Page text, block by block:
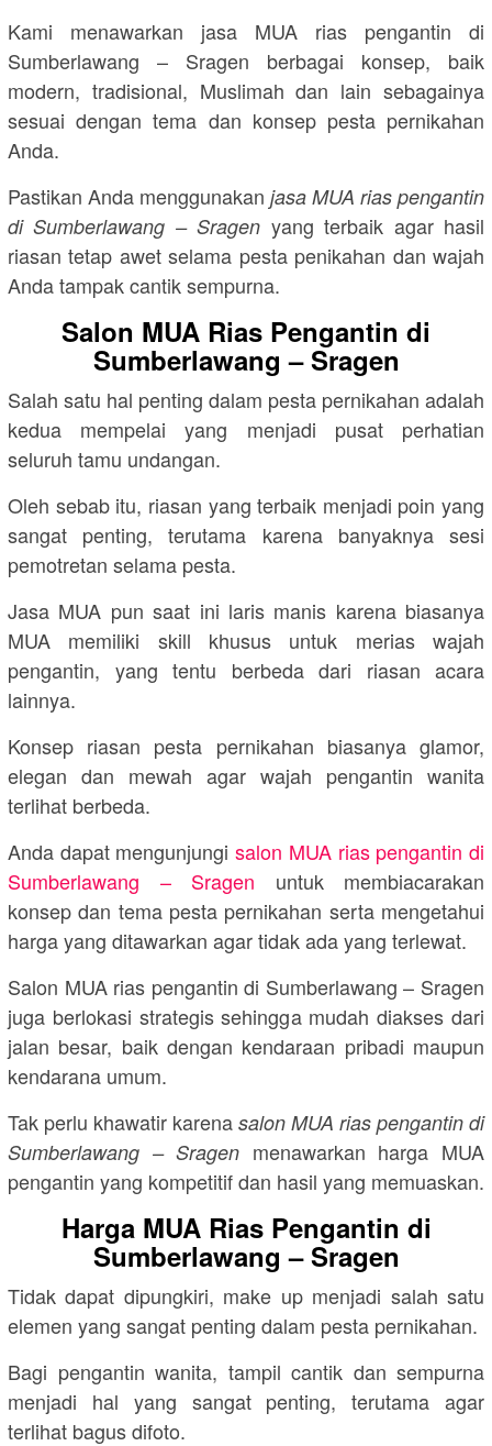
Kami menawarkan jasa MUA rias pengantin di
Sumberlawang – Sragen berbagai konsep, baik
modern, tradisional, Muslimah dan lain sebagainya
sesuai dengan tema dan konsep pesta pernikahan
Anda.
Pastikan Anda menggunakan jasa MUA rias pengantin
di Sumberlawang – Sragen yang terbaik agar hasil
riasan tetap awet selama pesta penikahan dan wajah
Anda tampak cantik sempurna.
Salon MUA Rias Pengantin di
Sumberlawang – Sragen
Salah satu hal penting dalam pesta pernikahan adalah
kedua mempelai yang menjadi pusat perhatian
seluruh tamu undangan.
Oleh sebab itu, riasan yang terbaik menjadi poin yang
sangat penting, terutama karena banyaknya sesi
pemotretan selama pesta.
Jasa MUA pun saat ini laris manis karena biasanya
MUA memiliki skill khusus untuk merias wajah
pengantin, yang tentu berbeda dari riasan acara
lainnya.
Konsep riasan pesta pernikahan biasanya glamor,
elegan dan mewah agar wajah pengantin wanita
terlihat berbeda.
Anda dapat mengunjungisalon MUA rias pengantin di
Sumberlawang – Sragen untuk membiacarakan
konsep dan tema pesta pernikahan serta mengetahui
harga yang ditawarkan agar tidak ada yang terlewat.
Salon MUA rias pengantin di Sumberlawang – Sragen
juga berlokasi strategis sehingga mudah diakses dari
jalan besar, baik dengan kendaraan pribadi maupun
kendarana umum.
Tak perlu khawatir karena salon MUA rias pengantin di
Sumberlawang – Sragen menawarkan harga MUA
pengantin yang kompetitif dan hasil yang memuaskan.
Harga MUA Rias Pengantin di
Sumberlawang – Sragen
Tidak dapat dipungkiri, make up menjadi salah satu
elemen yang sangat penting dalam pesta pernikahan.
Bagi pengantin wanita, tampil cantik dan sempurna
menjadi hal yang sangat penting, terutama agar
terlihat bagus difoto.